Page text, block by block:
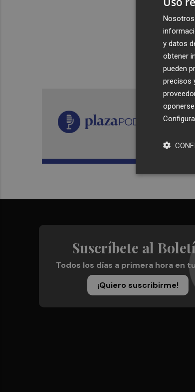
Suscríbete al
Todos los días a primera hora en
¡Quiero suscribirme!
y datos
obtener
pueden
precisos